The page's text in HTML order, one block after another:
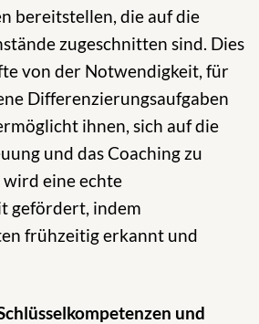
bereitstellen, die auf die
zugeschnitten sind. Dies
von der Notwendigkeit, für
Differenzierungsaufgaben
ihnen, sich auf die
und das Coaching zu
eine echte
gefördert, indem
frühzeitig erkannt und
und